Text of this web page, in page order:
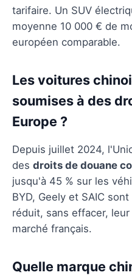
tarifaire. Un SUV
moyenne 10 000 € de
européen comparable.
Les voitures
soumises à des
Europe ?
Depuis juillet 2024,
des droits de douane
jusqu'à 45 % sur les
BYD, Geely et SAIC
réduit, sans effacer,
marché français.
Quelle marque